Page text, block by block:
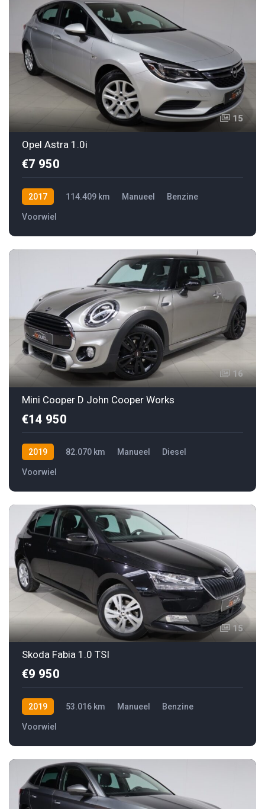
15
Opel Astra 1.0i
€7 950
2017 114.409 km Manueel Benzine
Voorwiel
16
Mini Cooper D John Cooper Works
€14 950
2019 82.070 km Manueel Diesel
Voorwiel
15
Skoda Fabia 1.0 TSI
€9 950
2019 53.016 km Manueel Benzine
Voorwiel